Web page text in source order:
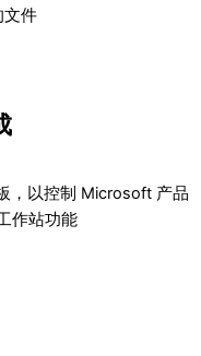
文件
，以控制 Microsoft 产品
作站功能